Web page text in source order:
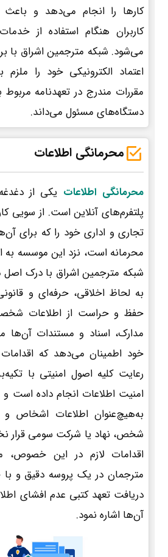
کارها را انجام می‌دهد و
کاربران هنگام استفاده از
می‌شود. شبکه مترجمین اشراق با
اعتماد الکترونیکی خود را
مقررات مندرج در تعهدنامه
دستگاه‌های مسئول می‌داند.
محرمانگی اطلاعات
محرمانگی اطلاعات یکی از
پلتفرم‌های آنلاین است. از سویی
تجاری و اداری خود را که برای
محرمانه است، نزد این موسسه به
شبکه مترجمین اشراق با درک اصل
به لحاظ اخلاقی، حرفه‌ای و
حفظ و حراست از اطلاعات
مدارک، اسناد و مستندات آن‌ها
خود اطمینان می‌دهد که
رعایت کلیه اصول امنیتی با
امنیت اطلاعات انجام داده است
به‌هیچ‌عنوان اطلاعات اشخاص و
شخص، نهاد یا شرکت سومی قرار
اقدامات لازم در این خصوص،
مترجمان در یک پروسه دقیق و
دریافت تعهد کتبی عدم افشای
آن‌ها اشاره نمود.